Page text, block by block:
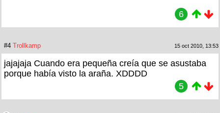
6
#4 Trollkamp 15 oct 2010, 13:53
jajajaja Cuando era pequeña creía que se asustaba
porque había visto la araña. XDDDD
5